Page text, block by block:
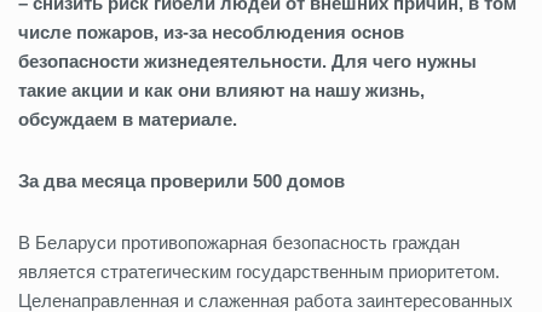
числе пожаров, из-за несоблюдения основ
безопасности жизнедеятельности. Для чего нужны
такие акции и как они влияют на нашу жизнь,
обсуждаем в материале.
За два месяца проверили 500 домов
В Беларуси противопожарная безопасность граждан
является стратегическим государственным приоритетом.
Целенаправленная и слаженная работа заинтересованных